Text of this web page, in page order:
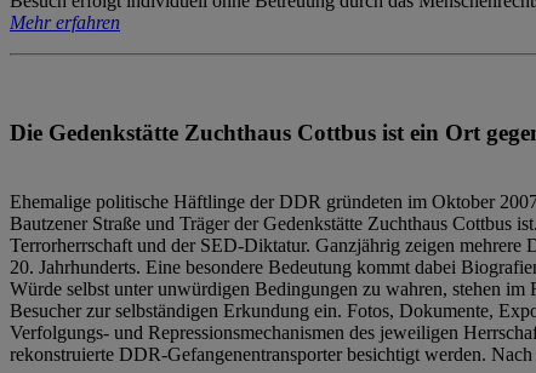
Mehr erfahren
Die Gedenkstätte Zuchthaus Cottbus ist ein Ort
Ehemalige politische Häftlinge der DDR gründeten im Oktober
Bautzener Straße und Träger der Gedenkstätte Zuchthaus Cottbus
Terrorherrschaft und der SED-Diktatur. Ganzjährig zeigen mehrere
20. Jahrhunderts. Eine besondere Bedeutung kommt dabei
Würde selbst unter unwürdigen Bedingungen zu wahren, stehen
Besucher zur selbständigen Erkundung ein. Fotos, Dokumente,
Verfolgungs- und Repressionsmechanismen des jeweiligen
rekonstruierte DDR-Gefangenentransporter besichtigt werden.